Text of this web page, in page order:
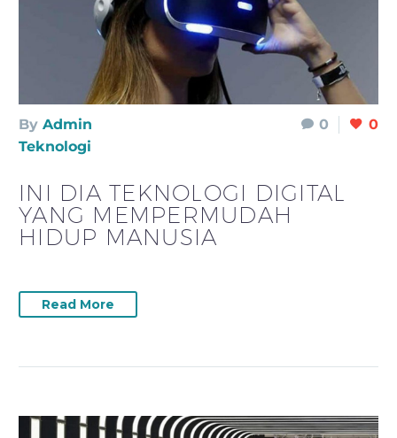
0 0
By Admin
Teknologi
INI DIA TEKNOLOGI DIGITAL
YANG MEMPERMUDAH
HIDUP MANUSIA
Read More